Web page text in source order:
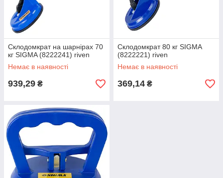
Склодомкрат на шарнірах 70
кг SIGMA (8222241) riven
Немає в наявності
939,29 ₴
Склодомкрат 80 кг SIGMA
(8222221) riven
Немає в наявності
369,14 ₴